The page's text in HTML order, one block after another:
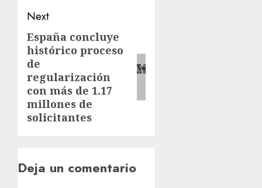
Next
España concluye
histórico proceso
de
regularización
con más de 1.17
millones de
solicitantes
Deja un comentario